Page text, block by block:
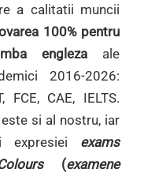
a calitatii muncii
100% pentru
englezaale
2016-2026:
FCE, CAE, IELTS.
si al nostru, iar
expresiei exams
(examene